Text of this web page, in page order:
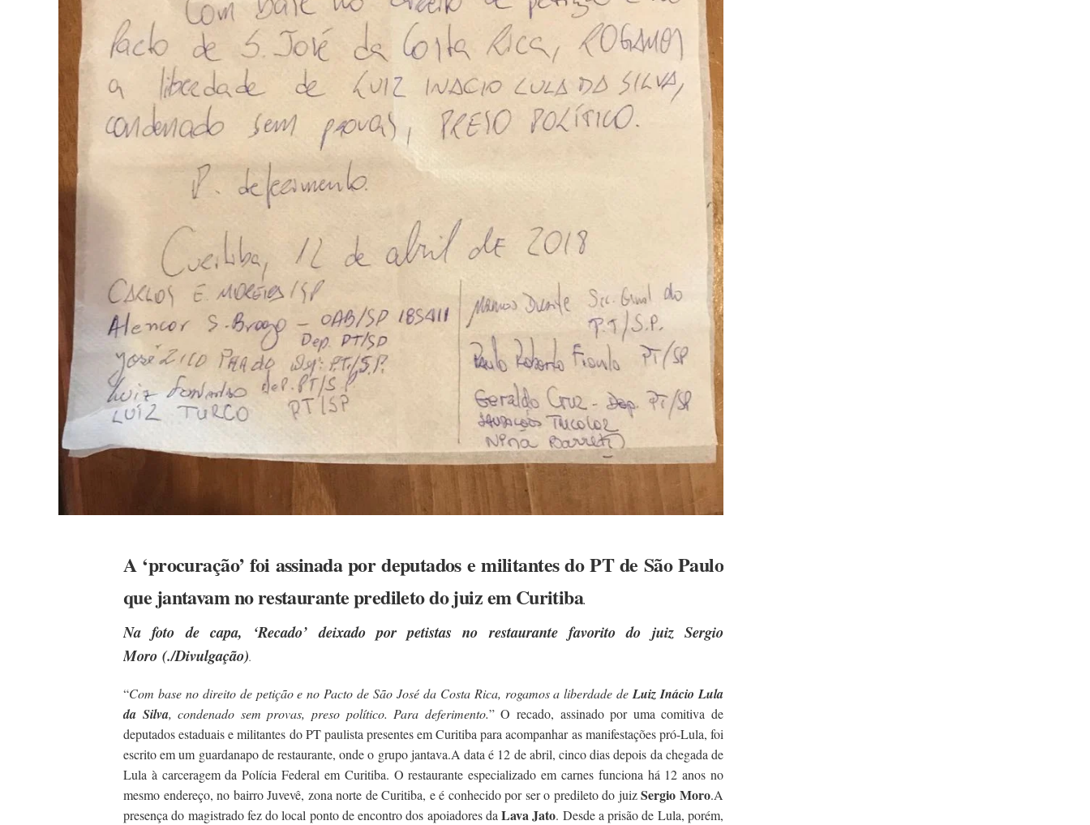
A ‘procuração’ foi assinada por deputados e militantes do PT de São Paulo
que jantavam no restaurante predileto do juiz em Curitiba.
Na foto de capa, ‘Recado’ deixado por petistas no restaurante favorito do juiz Sergio
Moro (./Divulgação).
“Com base no direito de petição e no Pacto de São José da Costa Rica, rogamos a liberdade deLuiz Inácio Lula
da Silva, condenado sem provas, preso político. Para deferimento.” O recado, assinado por uma comitiva de
deputados estaduais e militantes do PT paulista presentes em Curitiba para acompanhar as manifestações pró-Lula, foi
escrito em um guardanapo de restaurante, onde o grupo jantava.A data é 12 de abril, cinco dias depois da chegada de
Lula à carceragem da Polícia Federal em Curitiba. O restaurante especializado em carnes funciona há 12 anos no
mesmo endereço, no bairro Juvevê, zona norte de Curitiba, e é conhecido por ser o predileto do juizSergio Moro.A
presença do magistrado fez do local ponto de encontro dos apoiadores daLava Jato. Desde a prisão de Lula, porém,